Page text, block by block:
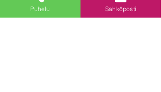
on rekisteröity kaupparekisteriin
Puhelu Sähköposti